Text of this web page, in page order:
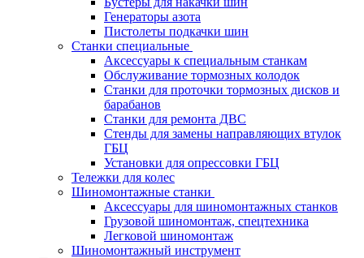
Генераторы азота
Пистолеты подкачки шин
Станки специальные
Аксессуары к специальным станкам
Обслуживание тормозных колодок
Станки для проточки тормозных дисков и
барабанов
Станки для ремонта ДВС
Стенды для замены направляющих втулок
ГБЦ
Установки для опрессовки ГБЦ
Тележки для колес
Шиномонтажные станки
Аксессуары для шиномонтажных станков
Грузовой шиномонтаж, спецтехника
Легковой шиномонтаж
Шиномонтажный инструмент